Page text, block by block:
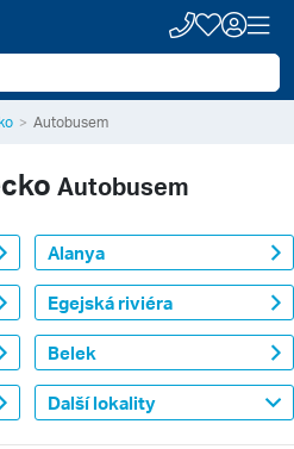
Autobusem
Autobusem
Alanya
Egejská riviéra
Belek
Další lokality